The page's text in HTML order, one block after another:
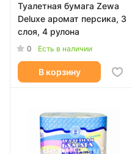
Туалетная бумага Zewa
Deluxe аромат персика, 3
слоя, 4 рулона
0 Есть в наличии
В корзину